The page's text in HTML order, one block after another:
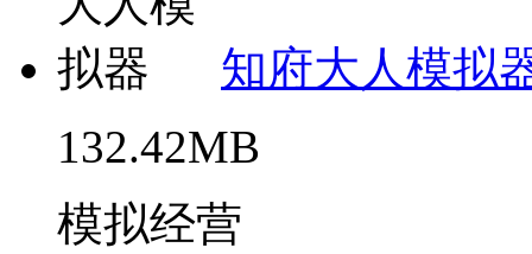
知府大人模拟
132.42MB
模拟经营